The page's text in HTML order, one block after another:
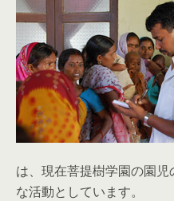
は、現在菩提樹学園の園
な活動としています。